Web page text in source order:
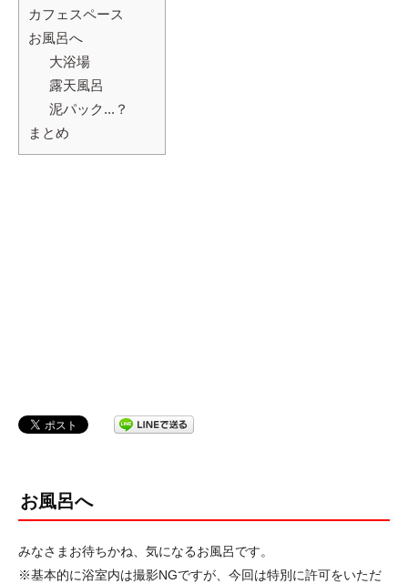
カフェスペース
お風呂へ
大浴場
露天風呂
泥パック...？
まとめ
お風呂へ
みなさまお待ちかね、気になるお風呂です。
※基本的に浴室内は撮影NGですが、今回は特別に許可をいただ